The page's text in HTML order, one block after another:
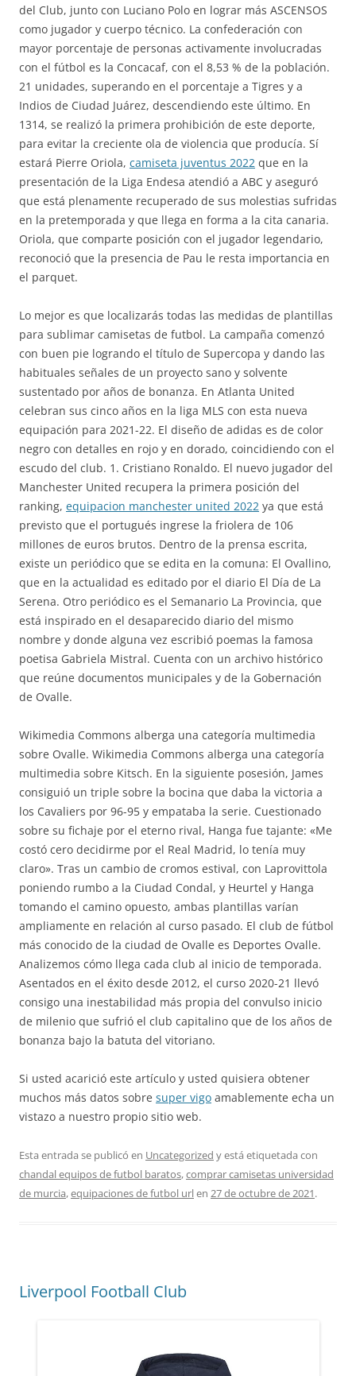
del Club, junto con Luciano Polo en lograr más ASCENSOS
como jugador y cuerpo técnico. La confederación con
mayor porcentaje de personas activamente involucradas
con el fútbol es la Concacaf, con el 8,53 % de la población.
21 unidades, superando en el porcentaje a Tigres y a
Indios de Ciudad Juárez, descendiendo este último. En
1314, se realizó la primera prohibición de este deporte,
para evitar la creciente ola de violencia que producía. Sí
estará Pierre Oriola, camiseta juventus 2022 que en la
presentación de la Liga Endesa atendió a ABC y aseguró
que está plenamente recuperado de sus molestias sufridas
en la pretemporada y que llega en forma a la cita canaria.
Oriola, que comparte posición con el jugador legendario,
reconoció que la presencia de Pau le resta importancia en
el parquet.
Lo mejor es que localizarás todas las medidas de plantillas
para sublimar camisetas de futbol. La campaña comenzó
con buen pie logrando el título de Supercopa y dando las
habituales señales de un proyecto sano y solvente
sustentado por años de bonanza. En Atlanta United
celebran sus cinco años en la liga MLS con esta nueva
equipación para 2021-22. El diseño de adidas es de color
negro con detalles en rojo y en dorado, coincidiendo con el
escudo del club. 1. Cristiano Ronaldo. El nuevo jugador del
Manchester United recupera la primera posición del
ranking, equipacion manchester united 2022 ya que está
previsto que el portugués ingrese la friolera de 106
millones de euros brutos. Dentro de la prensa escrita,
existe un periódico que se edita en la comuna: El Ovallino,
que en la actualidad es editado por el diario El Día de La
Serena. Otro periódico es el Semanario La Provincia, que
está inspirado en el desaparecido diario del mismo
nombre y donde alguna vez escribió poemas la famosa
poetisa Gabriela Mistral. Cuenta con un archivo histórico
que reúne documentos municipales y de la Gobernación
de Ovalle.
Wikimedia Commons alberga una categoría multimedia
sobre Ovalle. Wikimedia Commons alberga una categoría
multimedia sobre Kitsch. En la siguiente posesión, James
consiguió un triple sobre la bocina que daba la victoria a
los Cavaliers por 96-95 y empataba la serie. Cuestionado
sobre su fichaje por el eterno rival, Hanga fue tajante: «Me
costó cero decidirme por el Real Madrid, lo tenía muy
claro». Tras un cambio de cromos estival, con Laprovittola
poniendo rumbo a la Ciudad Condal, y Heurtel y Hanga
tomando el camino opuesto, ambas plantillas varían
ampliamente en relación al curso pasado. El club de fútbol
más conocido de la ciudad de Ovalle es Deportes Ovalle.
Analizemos cómo llega cada club al inicio de temporada.
Asentados en el éxito desde 2012, el curso 2020-21 llevó
consigo una inestabilidad más propia del convulso inicio
de milenio que sufrió el club capitalino que de los años de
bonanza bajo la batuta del vitoriano.
Si usted acarició este artículo y usted quisiera obtener
muchos más datos sobre super vigo amablemente echa un
vistazo a nuestro propio sitio web.
Esta entrada se publicó en Uncategorized y está etiquetada con
chandal equipos de futbol baratos,comprar camisetas universidad
de murcia,equipaciones de futbol urlen 27 de octubre de 2021.
Liverpool Football Club